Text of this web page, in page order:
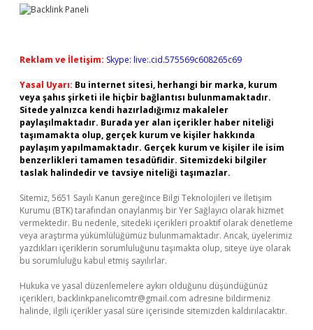
Reklam ve İletişim: Skype: live:.cid.575569c608265c69
Yasal Uyarı: Bu internet sitesi, herhangi bir marka, kurum
veya şahıs şirketi ile hiçbir bağlantısı bulunmamaktadır.
Sitede yalnızca kendi hazırladığımız makaleler
paylaşılmaktadır. Burada yer alan içerikler haber niteliği
taşımamakta olup, gerçek kurum ve kişiler hakkında
paylaşım yapılmamaktadır. Gerçek kurum ve kişiler ile isim
benzerlikleri tamamen tesadüfidir. Sitemizdeki bilgiler
taslak halindedir ve tavsiye niteliği taşımazlar.
Sitemiz, 5651 Sayılı Kanun gereğince Bilgi Teknolojileri ve İletişim
Kurumu (BTK) tarafından onaylanmış bir Yer Sağlayıcı olarak hizmet
vermektedir. Bu nedenle, sitedeki içerikleri proaktif olarak denetleme
veya araştırma yükümlülüğümüz bulunmamaktadır. Ancak, üyelerimiz
yazdıkları içeriklerin sorumluluğunu taşımakta olup, siteye üye olarak
bu sorumluluğu kabul etmiş sayılırlar.
Hukuka ve yasal düzenlemelere aykırı olduğunu düşündüğünüz
içerikleri, backlinkpanelicomtr@gmail.com adresine bildirmeniz
halinde, ilgili içerikler yasal süre içerisinde sitemizden kaldırılacaktır.